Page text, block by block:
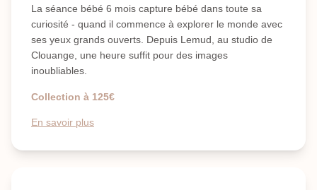
La séance bébé 6 mois capture bébé dans toute sa
curiosité - quand il commence à explorer le monde avec
ses yeux grands ouverts. Depuis Lemud, au studio de
Clouange, une heure suffit pour des images
inoubliables.
Collection à 125€
En savoir plus